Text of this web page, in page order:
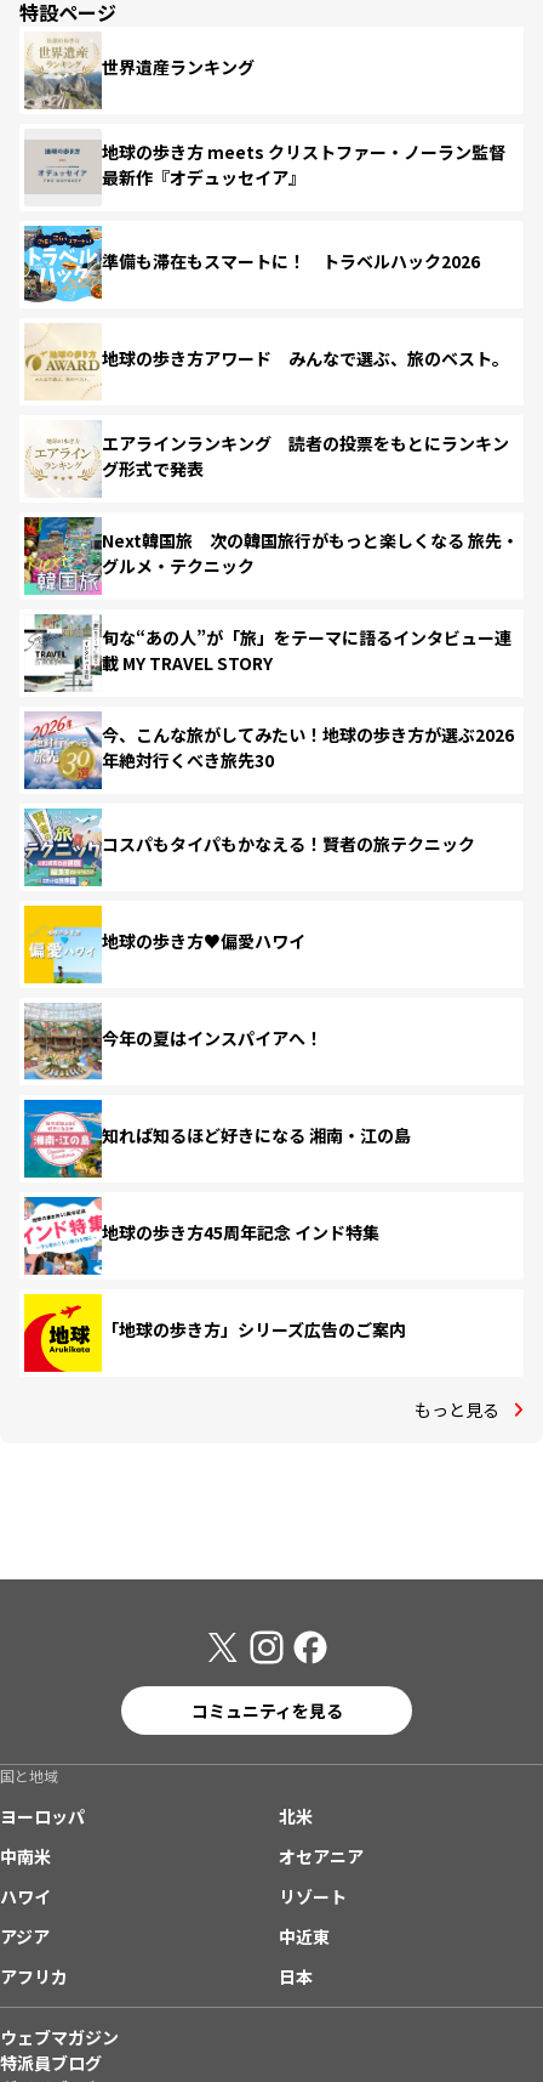
特設ページ
世界遺産ランキング
地球の歩き方 meets クリストファー・ノーラン監督
最新作『オデュッセイア』
準備も滞在もスマートに！ トラベルハック2026
地球の歩き方アワード みんなで選ぶ、旅のベスト。
エアラインランキング 読者の投票をもとにランキン
グ形式で発表
Next韓国旅 次の韓国旅行がもっと楽しくなる 旅先・
グルメ・テクニック
旬な“あの人”が「旅」をテーマに語るインタビュー連
載 MY TRAVEL STORY
今、こんな旅がしてみたい！地球の歩き方が選ぶ2026
年絶対行くべき旅先30
コスパもタイパもかなえる！賢者の旅テクニック
地球の歩き方♥偏愛ハワイ
今年の夏はインスパイアへ！
知れば知るほど好きになる 湘南・江の島
地球の歩き方45周年記念 インド特集
「地球の歩き方」シリーズ広告のご案内
もっと見る
コミュニティを見る
国と地域
ヨーロッパ
北米
中南米
オセアニア
ハワイ
リゾート
アジア
中近東
アフリカ
日本
ウェブマガジン
特派員ブログ